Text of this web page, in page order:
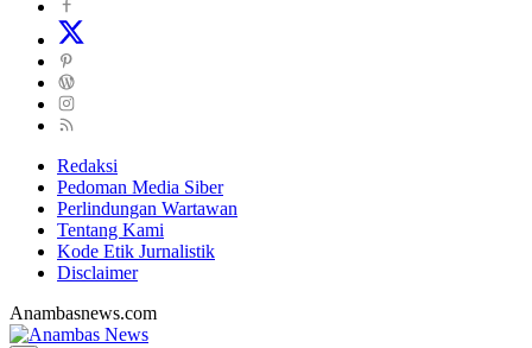
Redaksi
Pedoman Media Siber
Perlindungan Wartawan
Tentang Kami
Kode Etik Jurnalistik
Disclaimer
Anambasnews.com